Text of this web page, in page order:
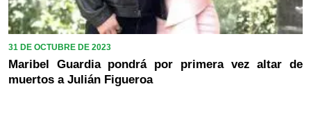
31 DE OCTUBRE DE 2023
Maribel Guardia pondrá por primera vez altar de
muertos a Julián Figueroa